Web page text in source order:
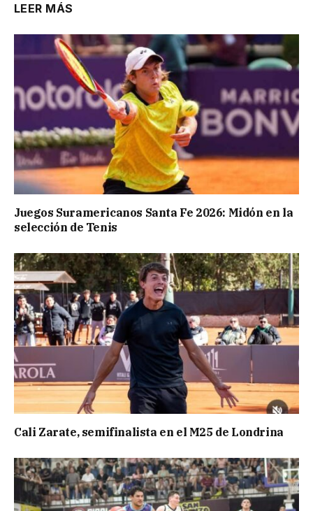
LEER MÁS
Juegos Suramericanos Santa Fe 2026: Midón en la
selección de Tenis
Cali Zarate, semifinalista en el M25 de Londrina